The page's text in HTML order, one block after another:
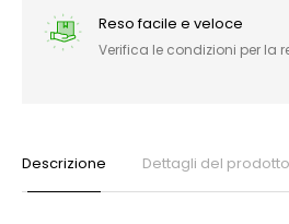
Reso facile e veloce
Verifica le condizioni per la
Descrizione Dettagli del prodotto